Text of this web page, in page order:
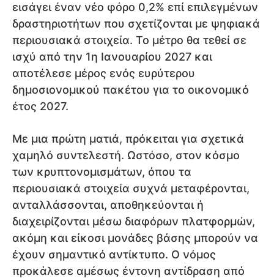
εισάγει έναν νέο φόρο 0,2% επί επιλεγμένων
δραστηριοτήτων που σχετίζονται με ψηφιακά
περιουσιακά στοιχεία. Το μέτρο θα τεθεί σε
ισχύ από την 1η Ιανουαρίου 2027 και
αποτέλεσε μέρος ενός ευρύτερου
δημοσιονομικού πακέτου για το οικονομικό
έτος 2027.
Με μια πρώτη ματιά, πρόκειται για σχετικά
χαμηλό συντελεστή. Ωστόσο, στον κόσμο
των κρυπτονομισμάτων, όπου τα
περιουσιακά στοιχεία συχνά μεταφέρονται,
ανταλλάσσονται, αποθηκεύονται ή
διαχειρίζονται μέσω διαφόρων πλατφορμών,
ακόμη και είκοσι μονάδες βάσης μπορούν να
έχουν σημαντικό αντίκτυπο. Ο νόμος
προκάλεσε αμέσως έντονη αντίδραση από